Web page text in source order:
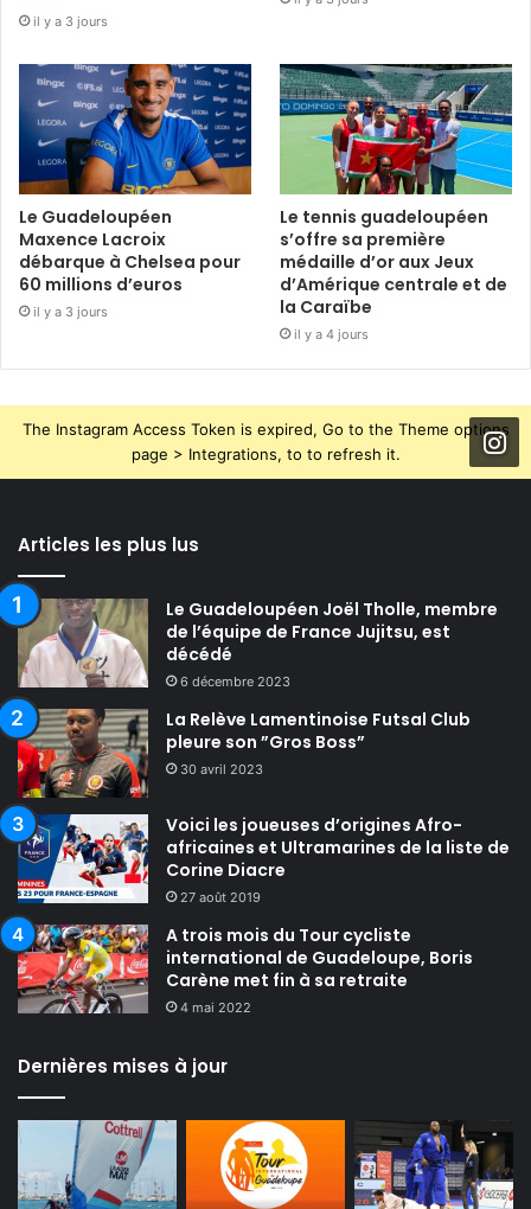
il y a 3 jours
Le Guadeloupéen
Maxence Lacroix
débarque à Chelsea pour
60 millions d’euros
il y a 3 jours
Le tennis guadeloupéen
s’offre sa première
médaille d’or aux Jeux
d’Amérique centrale et de
la Caraïbe
il y a 4 jours
The Instagram Access Token is expired, Go to the Theme options
page > Integrations, to to refresh it.
Articles les plus lus
Le Guadeloupéen Joël Tholle, membre
de l’équipe de France Jujitsu, est
décédé
6 décembre 2023
La Relève Lamentinoise Futsal Club
pleure son ”Gros Boss”
30 avril 2023
Voici les joueuses d’origines Afro-
africaines et Ultramarines de la liste de
Corine Diacre
27 août 2019
A trois mois du Tour cycliste
international de Guadeloupe, Boris
Carène met fin à sa retraite
4 mai 2022
Dernières mises à jour